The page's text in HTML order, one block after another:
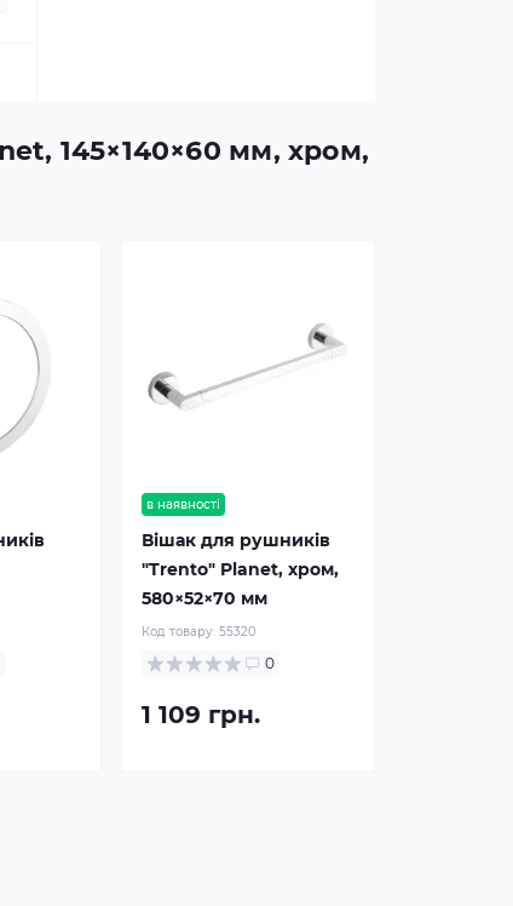
145×140×60 мм, хром,
в наявності
Вішак для рушників
"Trento" Planet, хром,
580×52×70 мм
Код товару: 55320
0
1 109 грн.